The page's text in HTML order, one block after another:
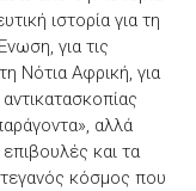
ιστορία για τη
για τις
Νότια Αφρική, για
αλλά
και τα
κόσμος που